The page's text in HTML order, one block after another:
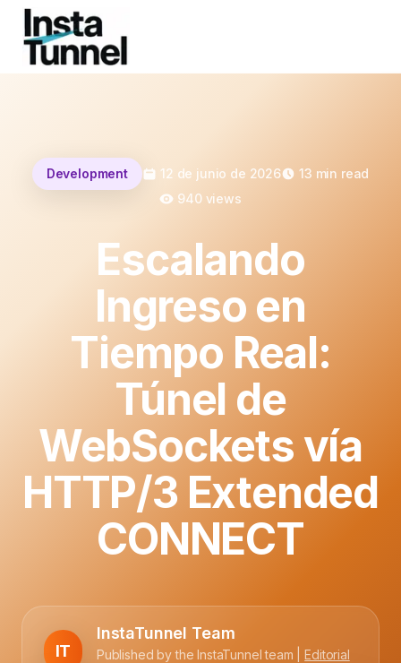
Development 12 de junio de 2026 13 min read
940views
Escalando
Ingreso en
Tiempo Real:
Túnel de
WebSockets vía
HTTP/3 Extended
CONNECT
IT
InstaTunnel Team
Published by the InstaTunnel team |
Editorial